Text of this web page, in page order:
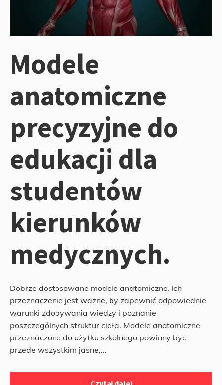
Modele
anatomiczne
precyzyjne do
edukacji dla
studentów
kierunków
medycznych.
Dobrze dostosowane modele anatomiczne. Ich
przeznaczenie jest ważne, by zapewnić odpowiednie
warunki zdobywania wiedzy i poznanie
poszczególnych struktur ciała. Modele anatomiczne
przeznaczone do użytku szkolnego powinny być
przede wszystkim jasne,...
Czytaj dalej